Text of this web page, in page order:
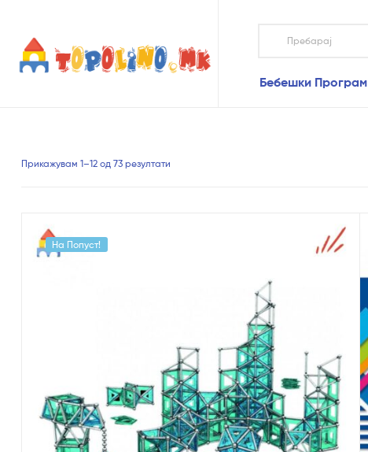
играчки
Бебешки Програм
Прикажувам 1–12 од 73 резултати
На Попуст!